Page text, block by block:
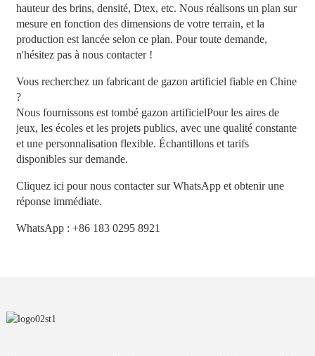
hauteur des brins, densité, Dtex, etc. Nous réalisons un plan sur
mesure en fonction des dimensions de votre terrain, et la
production est lancée selon ce plan. Pour toute demande,
n'hésitez pas à nous contacter !
Vous recherchez un fabricant de gazon artificiel fiable en Chine
?
Nous fournissons est tombé gazon artificielPour les aires de
jeux, les écoles et les projets publics, avec une qualité constante
et une personnalisation flexible. Échantillons et tarifs
disponibles sur demande.
Cliquez ici pour nous contacter sur WhatsApp et obtenir une
réponse immédiate.
WhatsApp : +86 183 0295 8921